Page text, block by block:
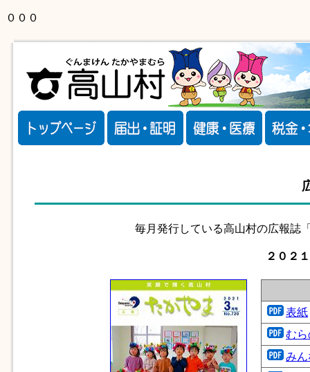
０００
毎月発行している高山村の広報誌
２０２
表紙
む
み